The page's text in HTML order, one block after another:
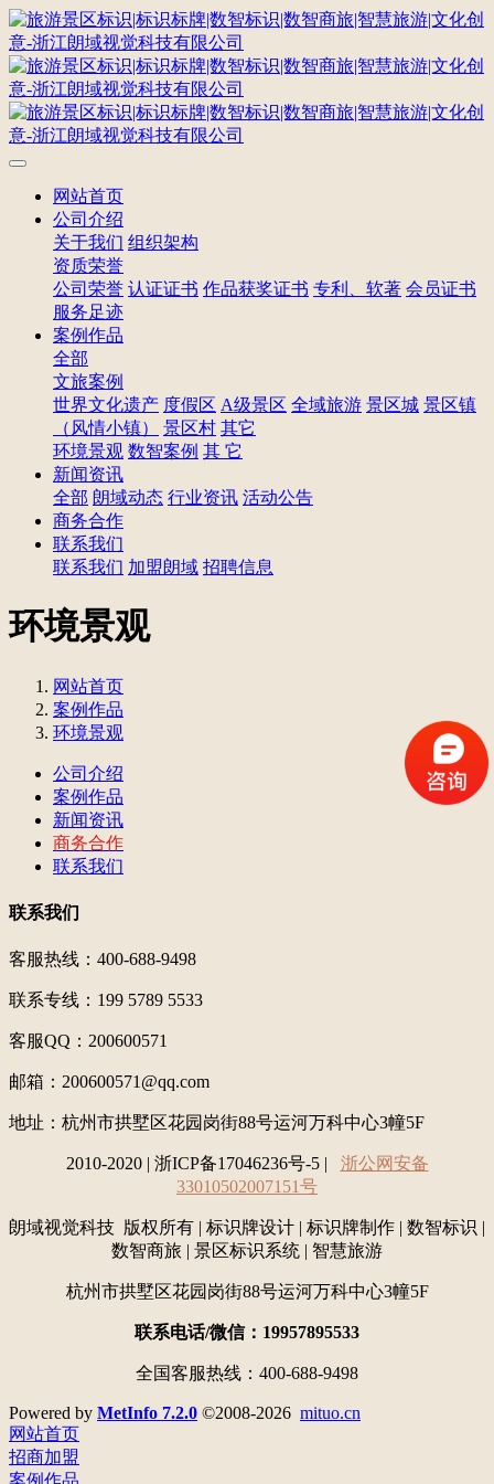
网站首页
公司介绍
关于我们 组织架构
资质荣誉
公司荣誉 认证证书 作品获奖证书 专利、软著 会员证书
服务足迹
案例作品
全部
文旅案例
世界文化遗产 度假区 A级景区 全域旅游 景区城 景区镇
（风情小镇）
景区村 其它
环境景观 数智案例 其 它
新闻资讯
全部 朗域动态 行业资讯 活动公告
商务合作
联系我们
联系我们 加盟朗域 招聘信息
环境景观
网站首页
案例作品
环境景观
公司介绍
案例作品
新闻资讯
商务合作
联系我们
联系我们
客服热线：400-688-9498
联系专线：199 5789 5533
客服QQ：200600571
邮箱：200600571@qq.com
地址： 杭州市拱墅区花园岗街88号运河万科中心3幢5F
2010-2020 | 浙ICP备17046236号-5 |
浙公网安备
33010502007151号
朗域视觉科技 版权所有 | 标识牌设计 | 标识牌制作 | 数智标识 |
数智商旅 | 景区标识系统 | 智慧旅游
杭州市拱墅区花园岗街88号运河万科中心3幢5F
联系电话/微信：19957895533
全国客服热线：400-688-9498
Powered by MetInfo 7.2.0 ©2008-2026 mituo.cn
网站首页
招商加盟